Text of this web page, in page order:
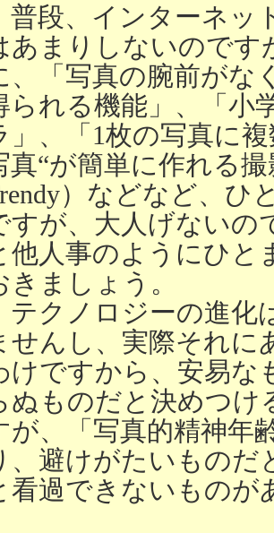
段、インターネッ
あまりしないのです
、「写真の腕前がな
られる機能」、「小
」、「1枚の写真に
真“が簡単に作れる
）などなど、ひ
すが、大人げないの
他人事のようにひと
きましょう。
クノロジーの進化
せんし、実際それ
けですから、安易な
ぬものだと決めつ
が、「写真的精神年
、避けがたいもの
看過できないものが